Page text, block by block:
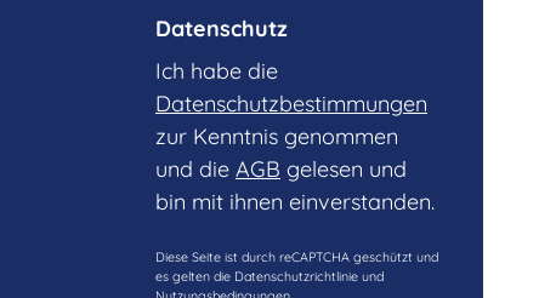
Datenschutz
Ich habe die
Datenschutzbestimmungen
zur Kenntnis genommen
und die AGB gelesen und
bin mit ihnen einverstanden.
Diese Seite ist durch reCAPTCHA geschützt und
es gelten die Datenschutzrichtlinie und